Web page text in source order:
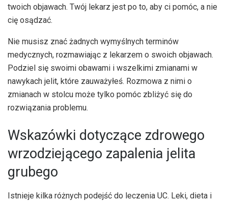
twoich objawach. Twój lekarz jest po to, aby ci pomóc, a nie
cię osądzać.
Nie musisz znać żadnych wymyślnych terminów
medycznych, rozmawiając z lekarzem o swoich objawach.
Podziel się swoimi obawami i wszelkimi zmianami w
nawykach jelit, które zauważyłeś. Rozmowa z nimi o
zmianach w stolcu może tylko pomóc zbliżyć się do
rozwiązania problemu.
Wskazówki dotyczące zdrowego
wrzodziejącego zapalenia jelita
grubego
Istnieje kilka różnych podejść do leczenia UC. Leki, dieta i